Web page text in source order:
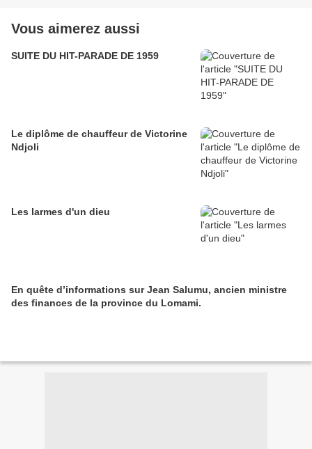
Vous aimerez aussi
SUITE DU HIT-PARADE DE 1959
Le diplôme de chauffeur de Victorine
Ndjoli
Les larmes d'un dieu
En quête d’informations sur Jean Salumu, ancien ministre
des finances de la province du Lomami.